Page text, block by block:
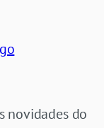
novidades do